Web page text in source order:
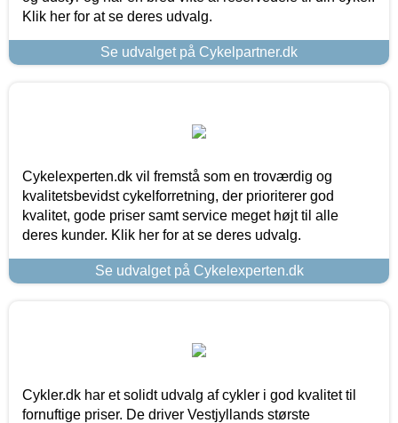
Klik her for at se deres udvalg.
Se udvalget på Cykelpartner.dk
Cykelexperten.dk vil fremstå som en troværdig og
kvalitetsbevidst cykelforretning, der prioriterer god
kvalitet, gode priser samt service meget højt til alle
deres kunder. Klik her for at se deres udvalg.
Se udvalget på Cykelexperten.dk
Cykler.dk har et solidt udvalg af cykler i god kvalitet til
fornuftige priser. De driver Vestjyllands største